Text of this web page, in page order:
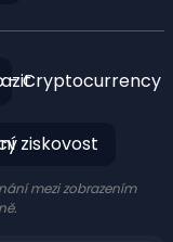
ziskovost
mezi zobrazením